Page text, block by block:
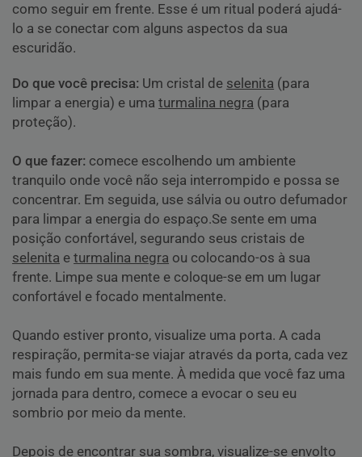
como seguir em frente. Esse é um ritual poderá ajudá-
lo a se conectar com alguns aspectos da sua
escuridão.
Do que você precisa: Um cristal de selenita (para
limpar a energia) e umaturmalina negra (para
proteção).
O que fazer: comece escolhendo um ambiente
tranquilo onde você não seja interrompido e possa se
concentrar. Em seguida, use sálvia ou outro defumador
para limpar a energia do espaço.Se sente em uma
posição confortável, segurando seus cristais de
selenita eturmalina negra ou colocando-os à sua
frente. Limpe sua mente e coloque-se em um lugar
confortável e focado mentalmente.
Quando estiver pronto, visualize uma porta. A cada
respiração, permita-se viajar através da porta, cada vez
mais fundo em sua mente. À medida que você faz uma
jornada para dentro, comece a evocar o seu eu
sombrio por meio da mente.
Depois de encontrar sua sombra, visualize-se envolto